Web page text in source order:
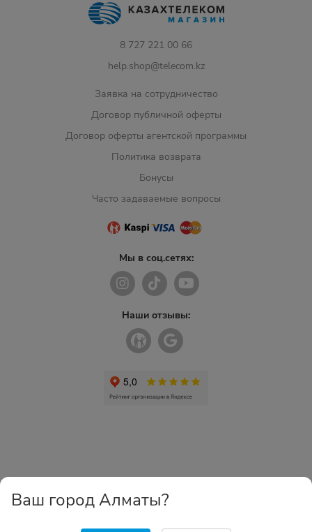
8 727 221 00 66
help.shop@telecom.kz
Заявка на сотрудничество
Договор публичной оферты
Договор оферты агентской программы
Политика возврата
Бонусы
Часто задаваемые вопросы
Мы в соц.сетях:
Наши отзывы:
Ваш город Алматы?